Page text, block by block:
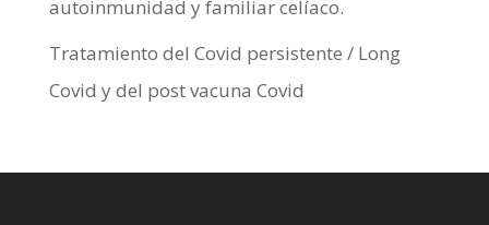
autoinmunidad y familiar celíaco.
Tratamiento del Covid persistente / Long
Covid y del post vacuna Covid